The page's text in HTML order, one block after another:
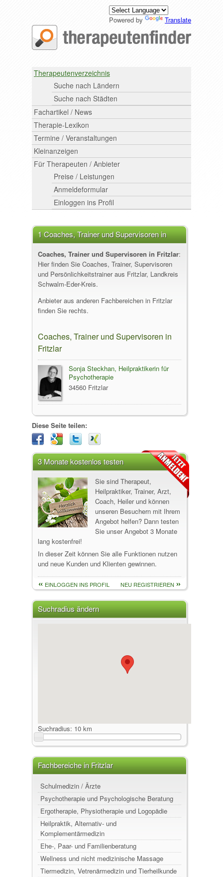
Powered by Translate
Therapeutenverzeichnis
Suche nach Ländern
Suche nach Städten
Fachartikel / News
Therapie-Lexikon
Termine / Veranstaltungen
Kleinanzeigen
Für Therapeuten / Anbieter
Preise / Leistungen
Anmeldeformular
Einloggen ins Profil
1 Coaches, Trainer und Supervisoren in
Fritzlar
Coaches, Trainer und Supervisoren in Fritzlar:
Hier finden Sie Coaches, Trainer, Supervisoren
und Persönlichkeitstrainer aus Fritzlar, Landkreis
Schwalm-Eder-Kreis.
Anbieter aus anderen Fachbereichen in Fritzlar
finden Sie rechts.
Coaches, Trainer und Supervisoren in
Fritzlar
Sonja Steckhan, Heilpraktikerin für
Psychotherapie
34560 Fritzlar
Diese Seite teilen:
3 Monate kostenlos testen
Sie sind Therapeut,
Heilpraktiker, Trainer, Arzt,
Coach, Heiler und können
unseren Besuchern mit Ihrem
Angebot helfen? Dann testen
Sie unser Angebot 3 Monate
lang kostenfrei!
In dieser Zeit können Sie alle Funktionen nutzen
und neue Kunden und Klienten gewinnen.
EINLOGGEN INS PROFIL NEU REGISTRIEREN
Suchradius ändern
Suchradius: 10 km
Fachbereiche in Fritzlar
Schulmedizin / Ärzte
Psychotherapie und Psychologische Beratung
Ergotherapie, Physiotherapie und Logopädie
Heilpraktik, Alternativ- und
Komplementärmedizin
Ehe-, Paar- und Familienberatung
Wellness und nicht medizinische Massage
Tiermedizin, Vetrenärmedizin und Tierheilkunde